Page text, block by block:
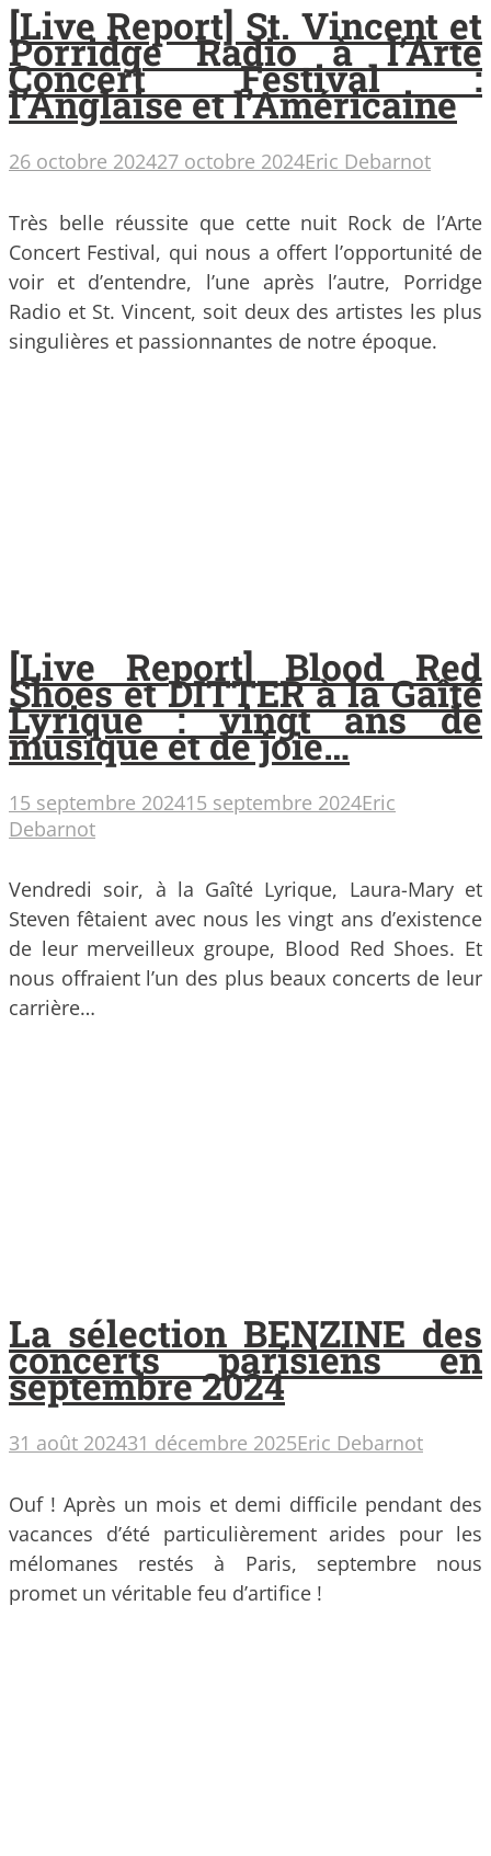
[Live Report] St. Vincent et
Porridge Radio à l’Arte
Concert Festival :
l’Anglaise et l’Américaine
26 octobre 202427 octobre 2024Eric Debarnot
Très belle réussite que cette nuit Rock de l’Arte
Concert Festival, qui nous a offert l’opportunité de
voir et d’entendre, l’une après l’autre, Porridge
Radio et St. Vincent, soit deux des artistes les plus
singulières et passionnantes de notre époque.
[Live Report] Blood Red
Shoes et DITTER à la Gaîté
Lyrique : vingt ans de
musique et de joie…
15 septembre 202415 septembre 2024Eric
Debarnot
Vendredi soir, à la Gaîté Lyrique, Laura-Mary et
Steven fêtaient avec nous les vingt ans d’existence
de leur merveilleux groupe, Blood Red Shoes. Et
nous offraient l’un des plus beaux concerts de leur
carrière…
La sélection BENZINE des
concerts parisiens en
septembre 2024
31 août 202431 décembre 2025Eric Debarnot
Ouf ! Après un mois et demi difficile pendant des
vacances d’été particulièrement arides pour les
mélomanes restés à Paris, septembre nous
promet un véritable feu d’artifice !